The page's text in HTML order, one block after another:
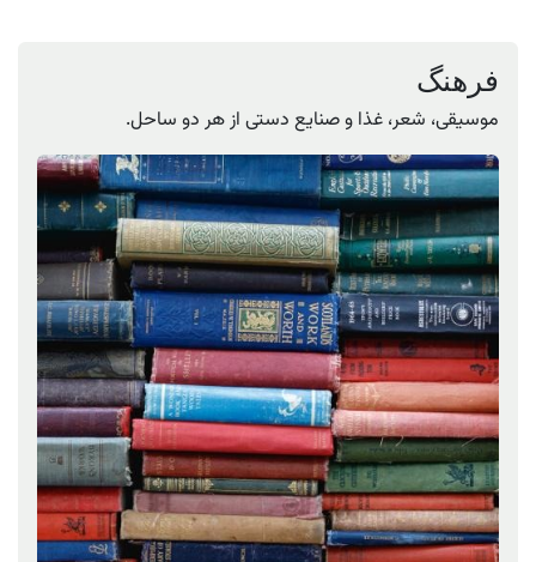
فرهنگ
موسیقی، شعر، غذا و صنایع دستی از هر دو ساحل.